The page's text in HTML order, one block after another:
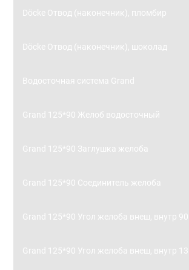
Döcke Отвод (наконечник), пломбир
Döcke Отвод (наконечник), шоколад
Водосточная система Grand
Grand 125*90 Желоб водосточный
Grand 125*90 Заглушка желоба
Grand 125*90 Соединитель желоба
Grand 125*90 Угол желоба внеш, внутр
Grand 125*90 Угол желоба внеш, внутр